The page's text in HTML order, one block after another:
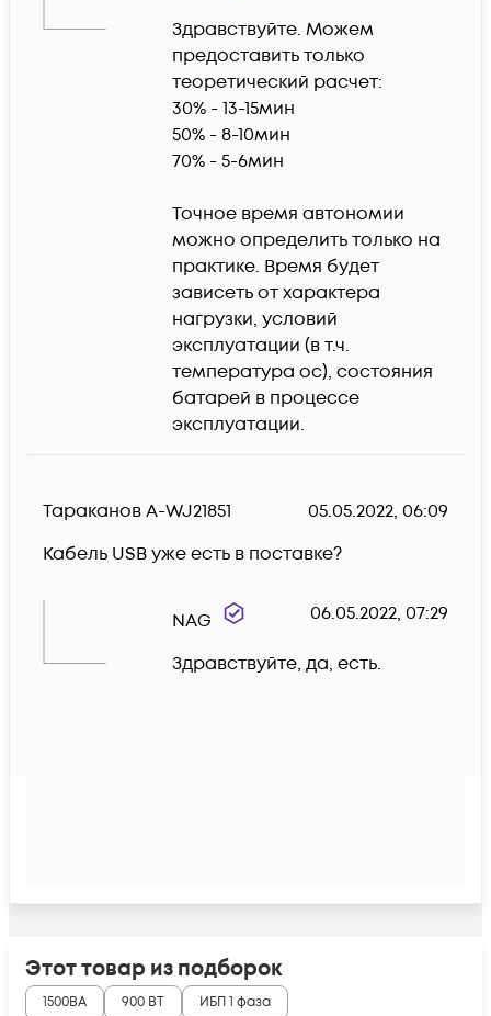
Здравствуйте. Можем
предоставить только
теоретический расчет:
30% - 13-15мин
50% - 8-10мин
70% - 5-6мин
Точное время автономии
можно определить только на
практике. Время будет
зависеть от характера
нагрузки, условий
эксплуатации (в т.ч.
температура ос), состояния
батарей в процессе
эксплуатации.
Тараканов А-WJ21851
05.05.2022, 06:09
Кабель USB уже есть в поставке?
NAG 06.05.2022, 07:29
Здравствуйте, да, есть.
Этот товар из подборок
1500ВА 900 ВТ ИБП 1 фаза